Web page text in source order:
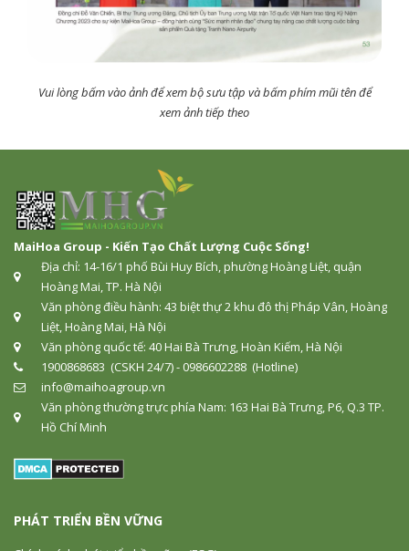
Vui lòng bấm vào ảnh để xem bộ sưu tập và bấm phím mũi tên để
xem ảnh tiếp theo
MaiHoa Group - Kiến Tạo Chất Lượng Cuộc Sống!
Địa chỉ: 14-16/1 phố Bùi Huy Bích, phường Hoàng Liệt, quận
Hoàng Mai, TP. Hà Nội
Văn phòng điều hành: 43 biệt thự 2 khu đô thị Pháp Vân, Hoàng
Liệt, Hoàng Mai, Hà Nội
Văn phòng quốc tế: 40 Hai Bà Trưng, Hoàn Kiếm, Hà Nội
1900868683 (CSKH 24/7) - 0986602288 (Hotline)
info@maihoagroup.vn
Văn phòng thường trực phía Nam: 163 Hai Bà Trưng, P6, Q.3 TP.
Hồ Chí Minh
PHÁT TRIỂN BỀN VỮNG